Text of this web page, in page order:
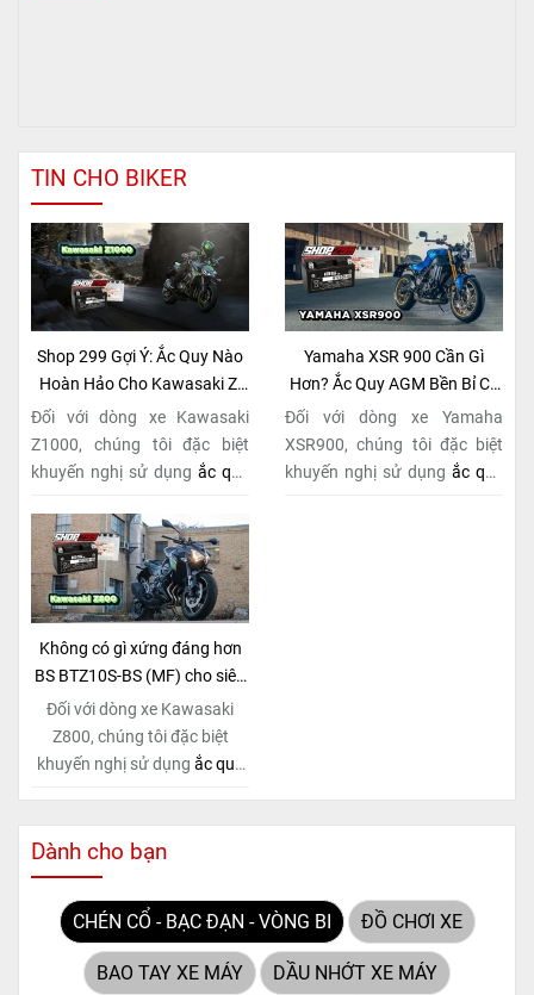
TIN CHO BIKER
Shop 299 Gợi Ý: Ắc Quy Nào
Hoàn Hảo Cho Kawasaki Z-
Series Naked Bike?
Đối với dòng xe Kawasaki
Z1000, chúng tôi đặc biệt
khuyến nghị sử dụng ắc quy
không chỉ là một lựa chọn
thông thường, mà còn là giải
pháp hoàn hảo được thiết kế
dành riêng cho "chiến mã"
này. Với
công nghệ MF
(Maintenance Free) tiên tiến,
loại ắc quy khô này hoàn
toàn không cần bảo dưỡng.
Yamaha XSR 900 Cần Gì
Hơn? Ắc Quy AGM Bền Bỉ Có
Tại Shop 299
Đối với dòng xe Yamaha
XSR900, chúng tôi đặc biệt
khuyến nghị sử dụng ắc quy
Không có gì xứng đáng hơn
BS BTZ10S-BS (MF) cho siêu
phẩm Kawasaki Z800!
Đối với dòng xe Kawasaki
Z800, chúng tôi đặc biệt
khuyến nghị sử dụng ắc quy
thông thường, mà còn là giải
pháp hoàn hảo được thiết kế
dành riêng cho "chiến mã"
này. Vớicông nghệ MF
(Maintenance Free)tiên tiến,
loại ắc quy khô này hoàn
Dành cho bạn
CHÉN CỔ - BẠC ĐẠN - VÒNG BI ĐỒ CHƠI XE
BAO TAY XE MÁY DẦU NHỚT XE MÁY